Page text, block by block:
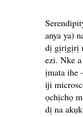
anya ya)
dị gịrịgịrị
ezi. Nke
ịmata ihe
iji
ọchịchọ
dị na